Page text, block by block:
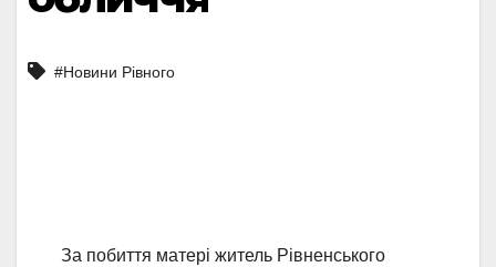
#Новини Рівного
За побиття матері житель Рівненського